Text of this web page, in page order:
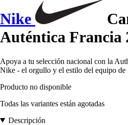
Nike
Auténtica Francia
Apoya a tu selección nacional con la
Nike - el orgullo y el estilo del equipo de
Producto no disponible
Todas las variantes están agotadas
Descripción